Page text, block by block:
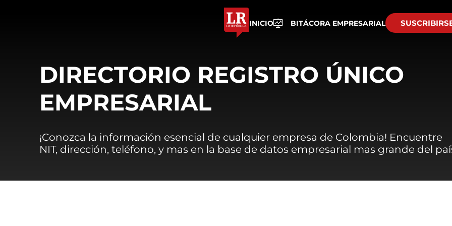
INICIO BITÁCORA EMPRESARIAL
DIRECTORIO REGISTRO ÚNICO
EMPRESARIAL
¡Conozca la información esencial de cualquier empresa de Colombia! Encuentre
NIT, dirección, teléfono, y mas en la base de datos empresarial mas grande del